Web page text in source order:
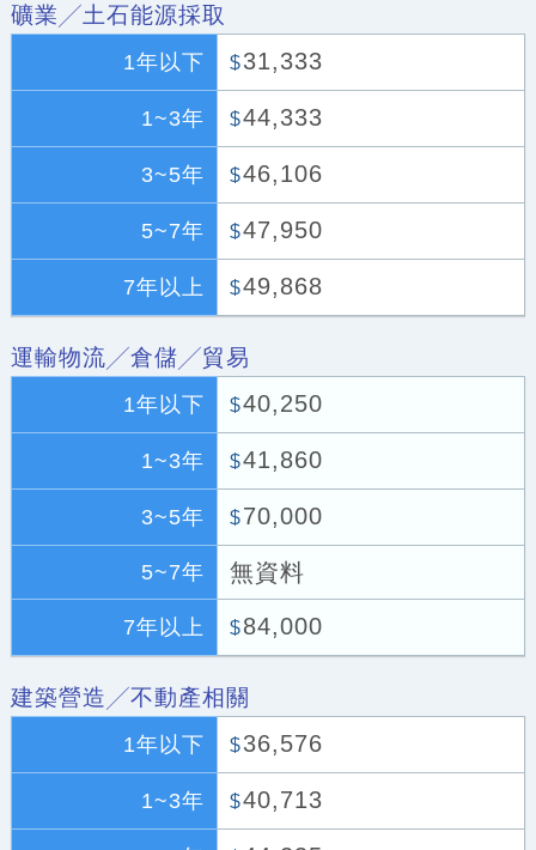
礦業╱土石能源採取
1年以下 $31,333
1~3年 $44,333
3~5年 $46,106
5~7年 $47,950
7年以上 $49,868
運輸物流╱倉儲╱貿易
1年以下 $40,250
1~3年 $41,860
3~5年 $70,000
5~7年 無資料
7年以上 $84,000
建築營造╱不動產相關
1年以下 $36,576
1~3年 $40,713